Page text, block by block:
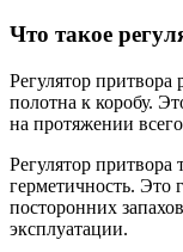
Что такое
Регулятор притвора
полотна к коробу.
на протяжении
Регулятор притвора
герметичность. Это
посторонних
эксплуатации.